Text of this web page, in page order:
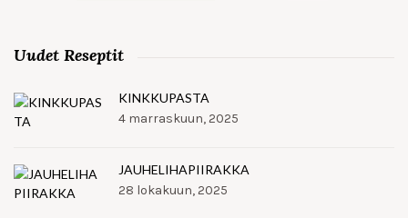
Uudet Reseptit
KINKKUPASTA
4 marraskuun, 2025
JAUHELIHAPIIRAKKA
28 lokakuun, 2025